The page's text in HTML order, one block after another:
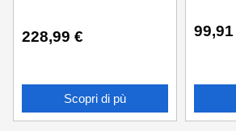
228,99 €
Scopri di pù
99,91